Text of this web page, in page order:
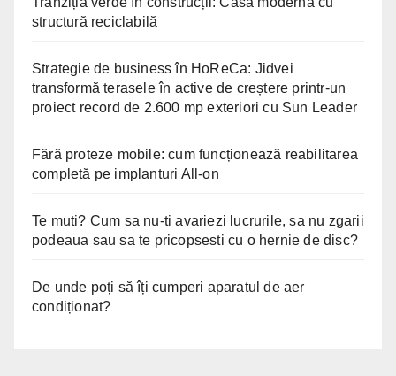
structură reciclabilă
Strategie de business în HoReCa: Jidvei
transformă terasele în active de creștere printr-un
proiect record de 2.600 mp exteriori cu Sun Leader
Fără proteze mobile: cum funcționează reabilitarea
completă pe implanturi All-on
Te muti? Cum sa nu-ti avariezi lucrurile, sa nu zgarii
podeaua sau sa te pricopsesti cu o hernie de disc?
De unde poți să îți cumperi aparatul de aer
condiționat?